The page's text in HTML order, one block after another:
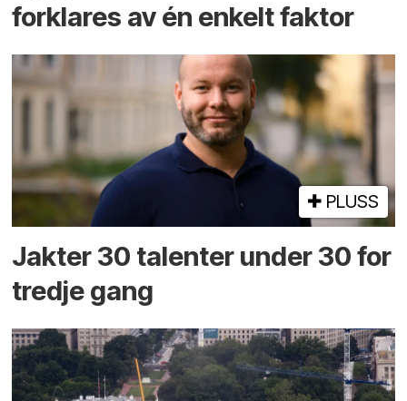
forklares av én enkelt faktor
PLUSS
Jakter 30 talenter under 30 for
tredje gang